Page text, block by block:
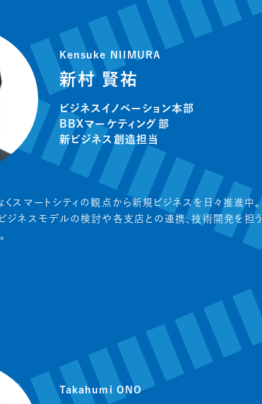
Kensuke NIIMURA
新村 賢祐
ビジネスイノベーション本部
BBXマーケティング部
新ビジネス創造担当
くスマートシティの観点から新規ビジネスを日々推進中。
ジネスモデルの検討や各支店との連携、技術開発を担う
Takahumi ONO